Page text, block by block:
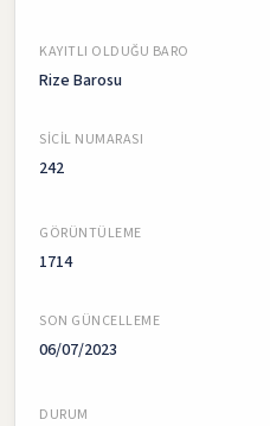
KAYITLI OLDUĞU BARO
Rize Barosu
SICIL NUMARASI
242
GÖRÜNTÜLEME
1714
SON GÜNCELLEME
06/07/2023
DURUM